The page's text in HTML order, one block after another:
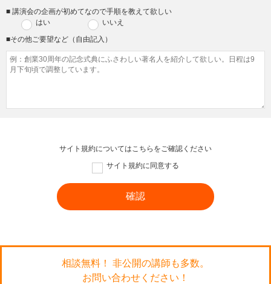
■ 講演会の企画が初めてなので手順を教えて欲しい
はい
いいえ
■その他ご要望など（自由記入）
サイト規約についてはこちら をご確認ください
サイト規約に同意する
相談無料！ 非公開の講師も多数。
お問い合わせください！